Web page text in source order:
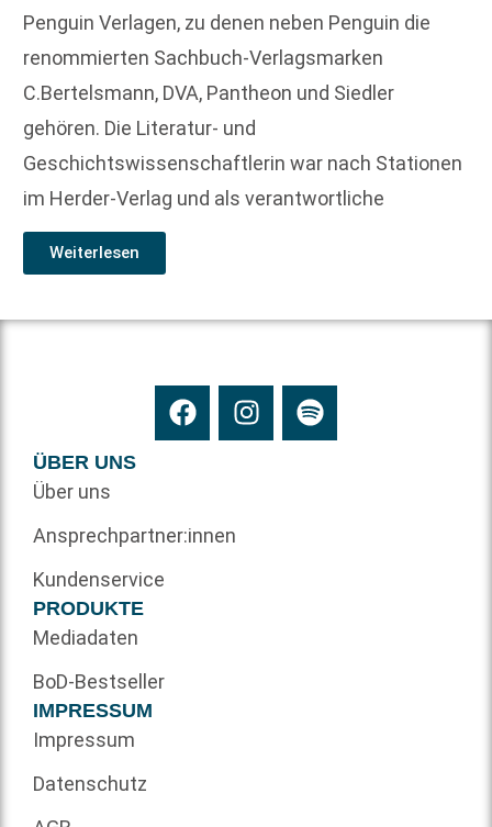
Penguin Verlagen, zu denen neben Penguin die
renommierten Sachbuch-Verlagsmarken
C.Bertelsmann, DVA, Pantheon und Siedler
gehören. Die Literatur- und
Geschichtswissenschaftlerin war nach Stationen
im Herder-Verlag und als verantwortliche
Weiterlesen
ÜBER UNS
Über uns
Ansprechpartner:innen
Kundenservice
PRODUKTE
Mediadaten
BoD-Bestseller
IMPRESSUM
Impressum
Datenschutz